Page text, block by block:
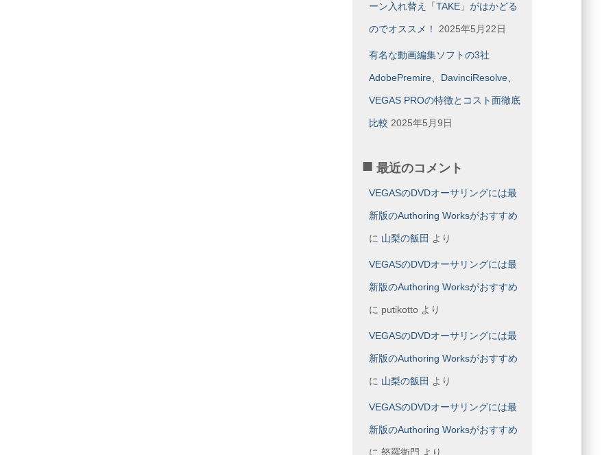
ーン入れ替え「TAKE」がはかどる
のでオススメ！ 2025年5月22日
有名な動画編集ソフトの3社
AdobePremire、DavinciResolve、
VEGAS PROの特徴とコスト面徹底
比較 2025年5月9日
最近のコメント
VEGASのDVDオーサリングには最
新版のAuthoring Worksがおすすめ
に 山梨の飯田 より
VEGASのDVDオーサリングには最
新版のAuthoring Worksがおすすめ
に putikottoより
VEGASのDVDオーサリングには最
新版のAuthoring Worksがおすすめ
に 山梨の飯田 より
VEGASのDVDオーサリングには最
新版のAuthoring Worksがおすすめ
に 怒羅衛門 より